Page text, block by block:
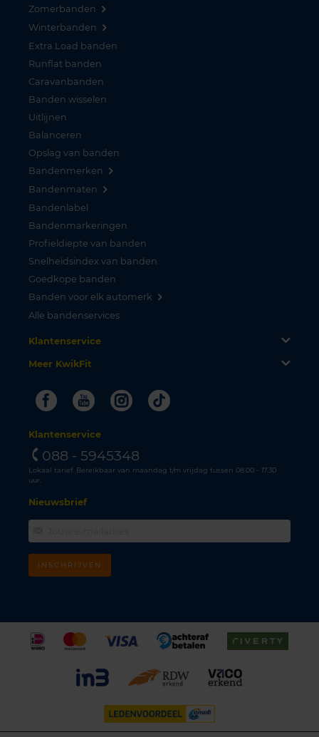
Zomerbanden
Winterbanden
Extra Load banden
Runflat banden
Caravanbanden
Banden wisselen
Uitlijnen
Balanceren
Opslag van banden
Bandenmerken
Bandenmaten
Bandenlabel
Bandenmarkeringen
Profieldiepte van banden
Snelheidsindex van banden
Goedkope banden
Banden voor elk automerk
Alle bandenservices
Klantenservice
Meer KwikFit
FacebookYoutubeInstagram
Tiktok
Klantenservice
088 - 5945348
Lokaal tarief. Bereikbaar van maandag t/m vrijdag tussen 08.00 - 17.30
uur.
Nieuwsbrief
INSCHRIJVEN